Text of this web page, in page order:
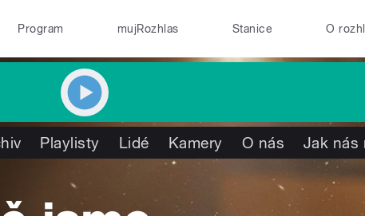
Program mujRozhlas Stanice O
Playlisty Lidé Kamery O nás Jak nás